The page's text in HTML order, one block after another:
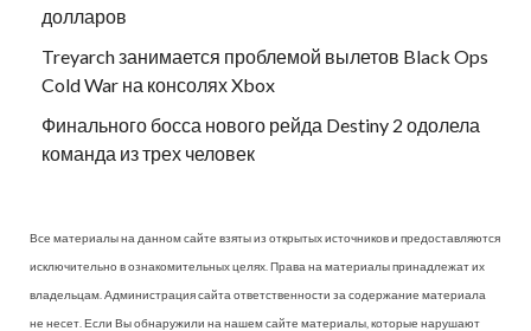
долларов
Treyarch занимается проблемой вылетов Black Ops
Cold War на консолях Xbox
Финального босса нового рейда Destiny 2 одолела
команда из трех человек
Все материалы на данном сайте взяты из открытых источников и предоставляются
исключительно в ознакомительных целях. Права на материалы принадлежат их
владельцам. Администрация сайта ответственности за содержание материала
не несет. Если Вы обнаружили на нашем сайте материалы, которые нарушают